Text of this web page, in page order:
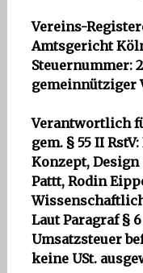
Vereins-
Amtsgericht
Steuernummer:
gemeinnütziger
Verantwortlich
gem. § 55 II
Konzept,
Pattt, Rodin
Laut Paragraf § 6
Umsatzsteuer
keine USt.